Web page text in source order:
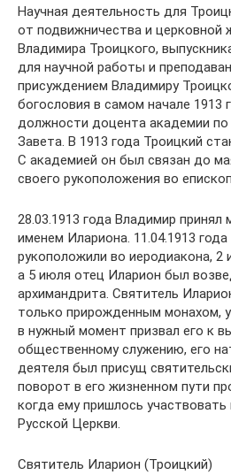
Научная деятельность для
от подвижничества и церковной
Владимира Троицкого,
для научной работы и
присуждением Владимиру
богословия в самом начале 1913
должности доцента академии
Завета. В 1913 года Троицкий
С академией он был связан до
своего рукоположения во
28.03.1913 года Владимир принял
именем Илариона. 11.04.1913
рукоположили во иеродиакона,
а 5 июля отец Иларион был
архимандрита. Святитель
только прирожденным монахом,
в нужный момент призвал его к
общественному служению, его
деятеля был присущ
поворот в его жизненном пути
когда ему пришлось
Русской Церкви.
Святитель Иларион (Троицкий)